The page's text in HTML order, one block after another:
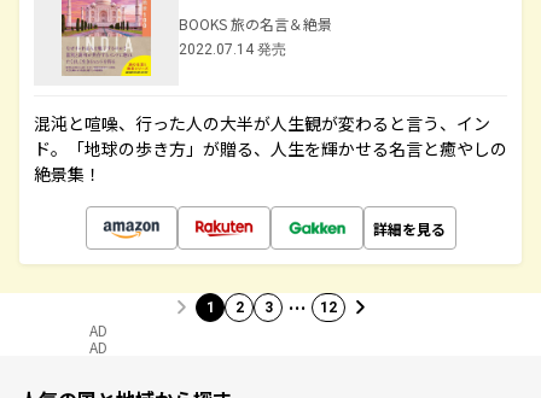
BOOKS 旅の名言＆絶景
2022.07.14 発売
混沌と喧噪、行った人の大半が人生観が変わると言う、イン
ド。「地球の歩き方」が贈る、人生を輝かせる名言と癒やしの
絶景集！
詳細を見る
1 2 3 … 12
AD
AD